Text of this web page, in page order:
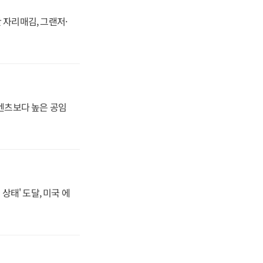
리매김, 그랜저·
츠보다 높은 공임
태' 도달, 미국 에